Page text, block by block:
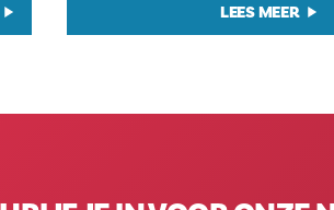
LEES MEER